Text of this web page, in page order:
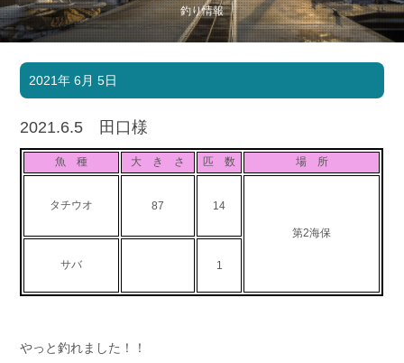
釣り情報
マリンクラブ
マリンライフを堪能したい！
ボート販売
ボート免許
長年の実績と信頼！
店舗情報 公式ブログ
会社概要
2021年 6月 5日
2021.6.5 田口様
魚 種 大 き さ 匹 数 場 所
タチウオ 87 14
第2海保
サバ 1
やっと釣れました！！